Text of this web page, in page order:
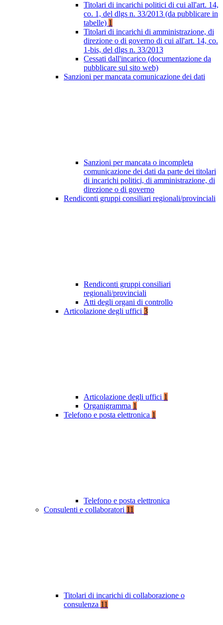
Titolari di incarichi politici di cui all'art. 14,
co. 1, del dlgs n. 33/2013 (da pubblicare in
tabelle) 1
Titolari di incarichi di amministrazione, di
direzione o di governo di cui all'art. 14, co.
1-bis, del dlgs n. 33/2013
Cessati dall'incarico (documentazione da
pubblicare sul sito web)
Sanzioni per mancata comunicazione dei dati
Sanzioni per mancata o incompleta
comunicazione dei dati da parte dei titolari
di incarichi politici, di amministrazione, di
direzione o di governo
Rendiconti gruppi consiliari regionali/provinciali
Rendiconti gruppi consiliari
regionali/provinciali
Atti degli organi di controllo
Articolazione degli uffici 3
Articolazione degli uffici 1
Organigramma 1
Telefono e posta elettronica 1
Telefono e posta elettronica
Consulenti e collaboratori 11
Titolari di incarichi di collaborazione o
consulenza 11